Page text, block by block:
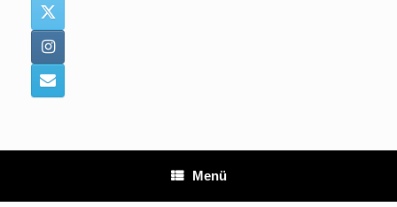
Menü